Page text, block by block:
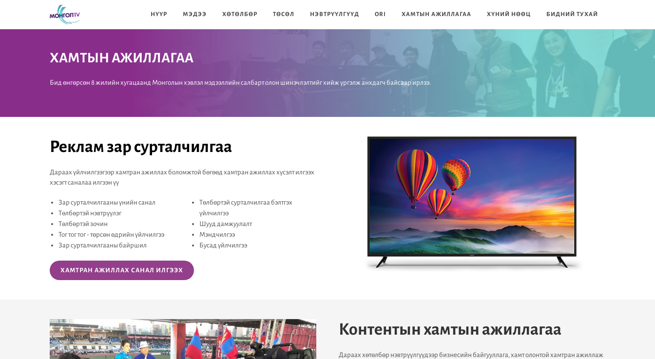
НҮҮР МЭДЭЭ ХӨТӨЛБӨР ТӨСӨЛ НЭВТРҮҮЛГҮҮД ORI ХАМТЫН АЖИЛЛАГАА ХҮНИЙ НӨӨЦ БИДНИЙ ТУХАЙ
ХАМТЫН АЖИЛЛАГАА
Бид өнгөрсөн 8 жилийн хугацаанд Монголын хэвлэл мэдээллийн салбарт олон шинэчлэлтийг хийж үргэлж анхдагч байсаар ирлээ.
Реклам зар сурталчилгаа
Дараах үйлчилгээгээр хамтран ажиллах боломжтой бөгөөд хамтран ажиллах хүсэлт илгээх
хэсэгт саналаа илгээн үү
Зар сурталчилгааны үнийн санал
Төлбөртэй нэвтрүүлэг
Төлбөртэй зочин
Тог тог тог - төрсөн өдрийн үйлчилгээ
Зар сурталчилгааны байршил
Төлбөртэй сурталчилгаа бэлтгэх
үйлчилгээ
Шууд дамжуулалт
Мэндчилгээ
Бусад үйлчилгээ
ХАМТРАН АЖИЛЛАХ САНАЛ ИЛГЭЭХ
Контентын хамтын ажиллагаа
Дараах хөтөлбөр нэвтрүүлгүүдээр бизнесийн байгууллага, хамт олонтой хамтран ажиллаж